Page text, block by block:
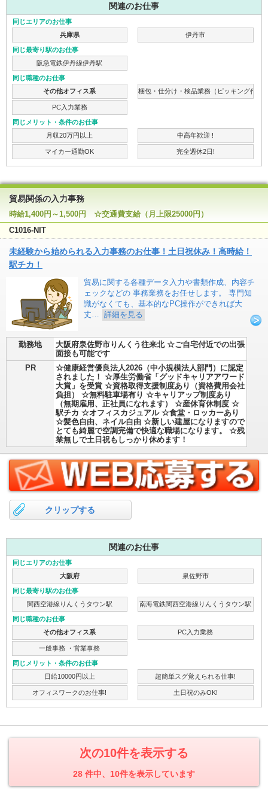
関連のお仕事
同じエリアのお仕事
兵庫県
伊丹市
同じ最寄り駅のお仕事
阪急電鉄伊丹線伊丹駅
同じ職種のお仕事
その他オフィス系
梱包・仕分け・検品業務（ピッキング作業
PC入力業務
同じメリット・条件のお仕事
月収20万円以上
中高年歓迎 !
マイカー通勤OK 完全週休2日!
貿易関係の入力事務
時給1,400円～1,500円 ☆交通費支給（月上限25000円）
C1016-NIT
未経験から始められる入力事務のお仕事！土日祝休み！高時給！
駅チカ！
貿易に関する各種データ入力や書類作成、内容チ
ェックなどの 事務業務をお任せします。 専門知
識がなくても、基本的なPC操作ができれば大
丈…
詳細を見る
勤務地
大阪府泉佐野市りんくう往来北 ☆ご自宅付近での出張
面接も可能です
PR
☆健康経営優良法人2026（中小規模法人部門）に認定
されました！ ☆厚生労働省「グッドキャリアアワード
大賞」を受賞 ☆資格取得支援制度あり（資格費用会社
負担） ☆無料駐車場有り ☆キャリアップ制度あり
（無期雇用、正社員になれます） ☆産休育休制度 ☆
駅チカ ☆オフィスカジュアル ☆食堂・ロッカーあり
☆髪色自由、ネイル自由 ☆新しい建屋になりますので
とても綺麗で空調完備で快適な職場になります。 ☆残
業無しで土日祝もしっかり休めます！
クリップする
関連のお仕事
同じエリアのお仕事
大阪府
泉佐野市
同じ最寄り駅のお仕事
関西空港線りんくうタウン駅
南海電鉄関西空港線りんくうタウン駅
同じ職種のお仕事
その他オフィス系
PC入力業務
一般事務 ・営業事務
同じメリット・条件のお仕事
日給10000円以上
超簡単スグ覚えられる仕事!
オフィスワークのお仕事! 土日祝のみOK!
次の10件を表示する
28 件中、10件を表示しています